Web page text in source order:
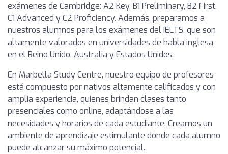
exámenes de Cambridge: A2 Key, B1 Preliminary, B2 First,
C1 Advanced y C2 Proficiency. Además, preparamos a
nuestros alumnos para los exámenes del IELTS, que son
altamente valorados en universidades de habla inglesa
en el Reino Unido, Australia y Estados Unidos.
En Marbella Study Centre, nuestro equipo de profesores
está compuesto por nativos altamente calificados y con
amplia experiencia, quienes brindan clases tanto
presenciales como online, adaptándose a las
necesidades y horarios de cada estudiante. Creamos un
ambiente de aprendizaje estimulante donde cada alumno
puede alcanzar su máximo potencial.